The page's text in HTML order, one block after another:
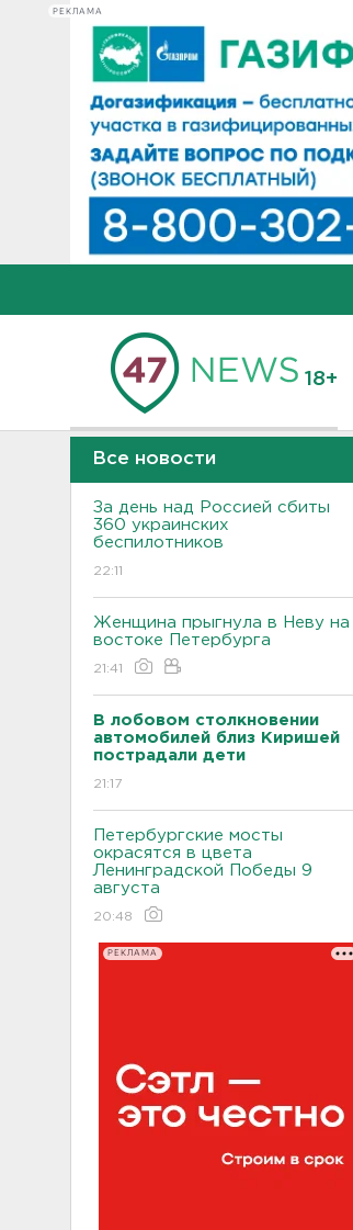
РЕКЛАМА
18+
Все новости
За день над Россией сбиты
360 украинских
беспилотников
22:11
Женщина прыгнула в Неву на
востоке Петербурга
21:41
В лобовом столкновении
автомобилей близ Киришей
пострадали дети
21:17
Петербургские мосты
окрасятся в цвета
Ленинградской Победы 9
августа
20:48
РЕКЛАМА